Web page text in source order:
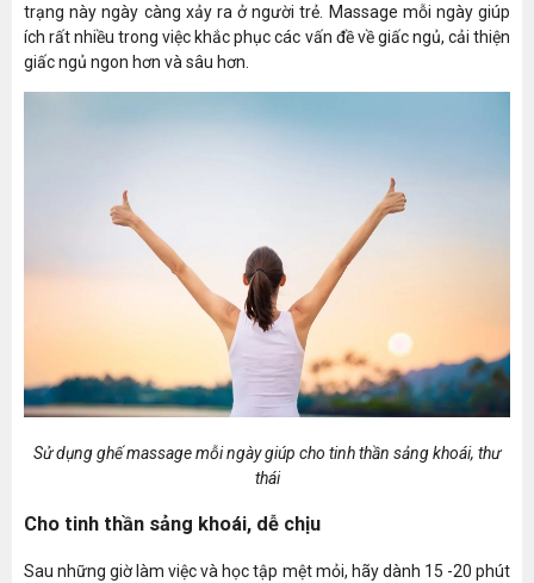
trạng này ngày càng xảy ra ở người trẻ. Massage mỗi ngày giúp
ích rất nhiều trong việc khắc phục các vấn đề về giấc ngủ, cải thiện
giấc ngủ ngon hơn và sâu hơn.
Sử dụng ghế massage mỗi ngày giúp cho tinh thần sảng khoái, thư
thái
Cho tinh thần sảng khoái, dễ chịu
Sau những giờ làm việc và học tập mệt mỏi, hãy dành 15 -20 phút